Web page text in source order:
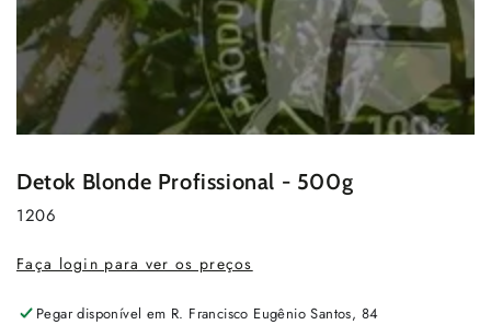
Detok Blonde Profissional - 500g
1206
Faça login para ver os preços
Pegar disponível em R. Francisco Eugênio Santos, 84